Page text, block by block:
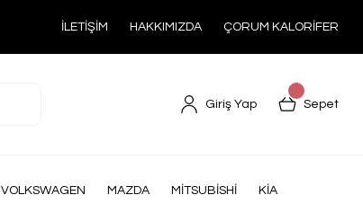
İLETİŞİM HAKKIMIZDA ÇORUM KALORİFER
Giriş Yap Sepet
VOLKSWAGEN MAZDA MİTSUBİSHİ KİA